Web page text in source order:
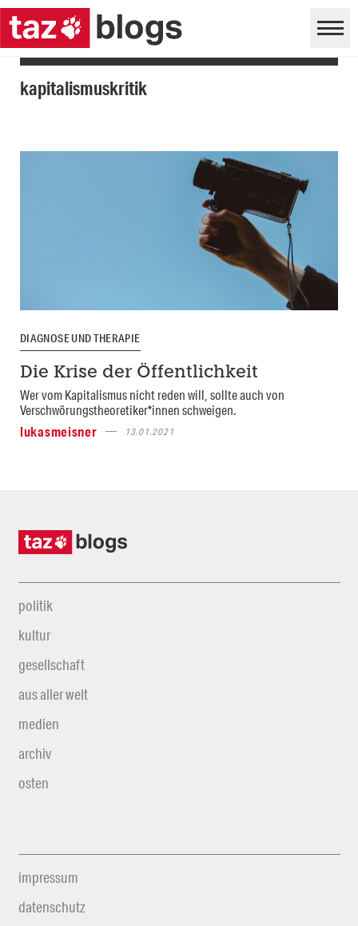
kapitalismuskritik
DIAGNOSE UND THERAPIE
Die Krise der Öffentlichkeit
Wer vom Kapitalismus nicht reden will, sollte auch von
Verschwörungstheoretiker*innen schweigen.
lukasmeisner
13.01.2021
politik
kultur
gesellschaft
aus aller welt
medien
archiv
osten
impressum
datenschutz